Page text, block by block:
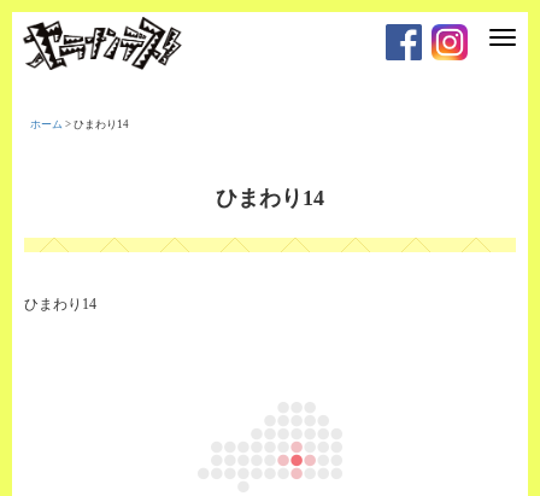
T
t
i
ホーム > ひまわり14
ひまわり14
ひまわり14